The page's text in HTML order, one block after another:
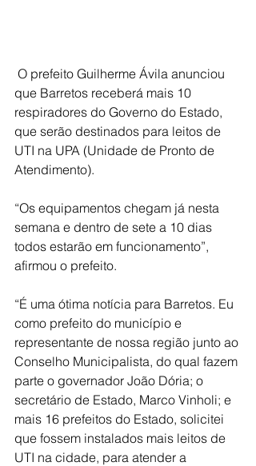
que Barretos receberá mais 10
respiradores do Governo do Estado,
que serão destinados para leitos de
UTI na UPA (Unidade de Pronto de
Atendimento).
“Os equipamentos chegam já nesta
semana e dentro de sete a 10 dias
todos estarão em funcionamento”,
afirmou o prefeito.
“É uma ótima notícia para Barretos. Eu
como prefeito do município e
representante de nossa região junto ao
Conselho Municipalista, do qual fazem
parte o governador João Dória; o
secretário de Estado, Marco Vinholi; e
mais 16 prefeitos do Estado, solicitei
que fossem instalados mais leitos de
UTI na cidade, para atender a